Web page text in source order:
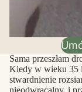
Sama przeszłam
Kiedy w wieku 35
stwardnienie